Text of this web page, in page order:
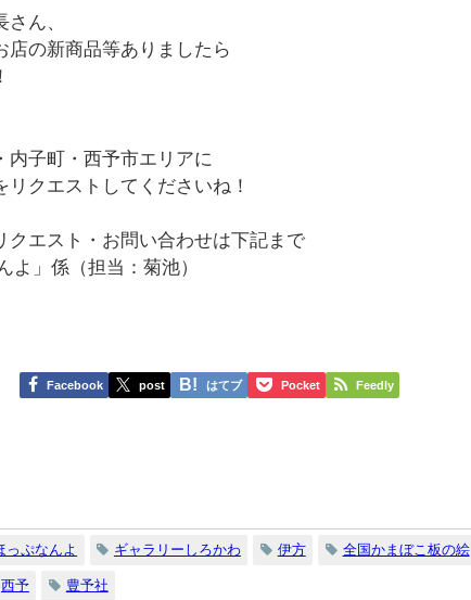
ん、
店の新商品等ありましたら
内子町・西予市エリアに
クエストしてくださいね！
クエスト・お問い合わせは下記まで
よ」係（担当：菊池）
Facebook post はてブ Pocket Feedly
っぷなんよ ギャラリーしろかわ 伊方 全国かまぼこ板の絵
西予 豊予社